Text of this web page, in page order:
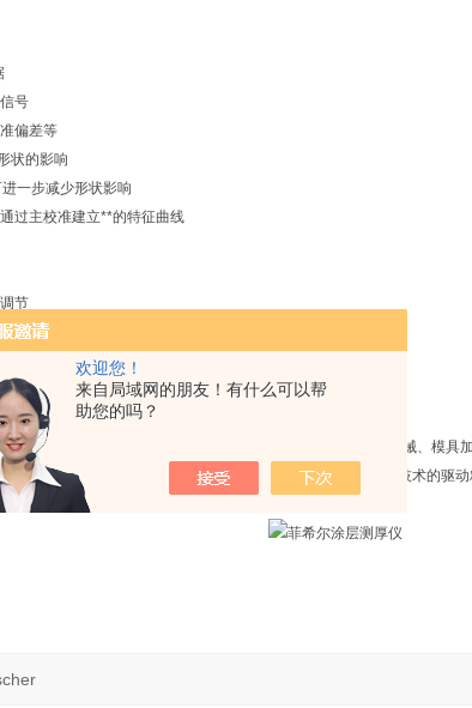
欢迎您！
来自局域网的朋友！有什么可以帮
助您的吗？
号
偏差等
状的影响
一步减少形状影响
过主校准建立**的特征曲线
节
时的警告信息）
系统解决方案广泛应用于大中型国有企业、汽车制造、精密机械、模
事业,以评估的几何特征的材料,组件和结构和理化性质,*制造技术的驱动